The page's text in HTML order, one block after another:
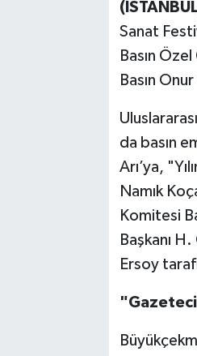
Sanat
Basın
Basın
da basın
Arı’ya,
Namık
Komitesi
Başkanı
Ersoy